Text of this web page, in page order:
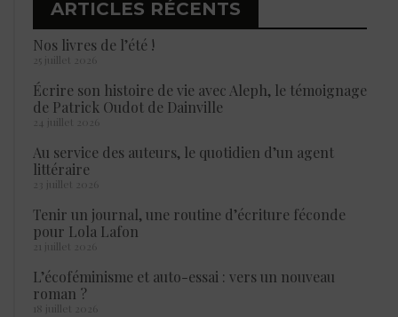
ARTICLES RÉCENTS
Nos livres de l’été !
25 juillet 2026
Écrire son histoire de vie avec Aleph, le témoignage
de Patrick Oudot de Dainville
24 juillet 2026
Au service des auteurs, le quotidien d’un agent
littéraire
23 juillet 2026
Tenir un journal, une routine d’écriture féconde
pour Lola Lafon
21 juillet 2026
L’écoféminisme et auto-essai : vers un nouveau
roman ?
18 juillet 2026